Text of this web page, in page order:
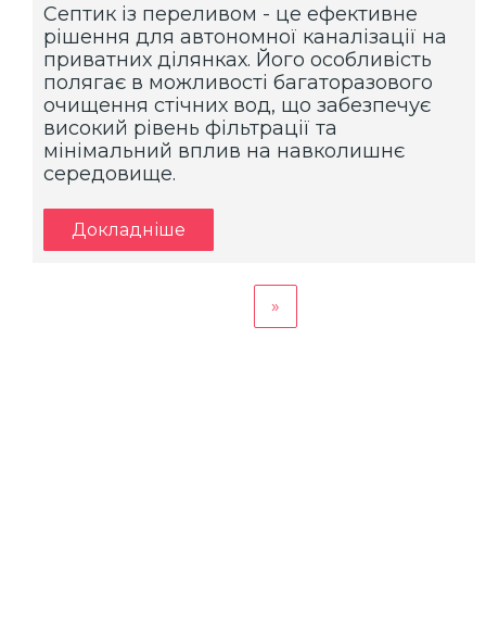
Септик із переливом - це ефективне
рішення для автономної каналізації на
приватних ділянках. Його особливість
полягає в можливості багаторазового
очищення стічних вод, що забезпечує
високий рівень фільтрації та
мінімальний вплив на навколишнє
середовище.
Докладніше
»